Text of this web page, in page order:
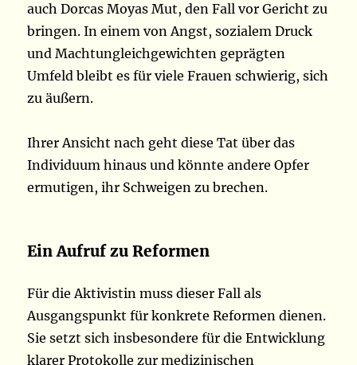
auch Dorcas Moyas Mut, den Fall vor Gericht zu
bringen. In einem von Angst, sozialem Druck
und Machtungleichgewichten geprägten
Umfeld bleibt es für viele Frauen schwierig, sich
zu äußern.
Ihrer Ansicht nach geht diese Tat über das
Individuum hinaus und könnte andere Opfer
ermutigen, ihr Schweigen zu brechen.
Ein Aufruf zu Reformen
Für die Aktivistin muss dieser Fall als
Ausgangspunkt für konkrete Reformen dienen.
Sie setzt sich insbesondere für die Entwicklung
klarer Protokolle zur medizinischen